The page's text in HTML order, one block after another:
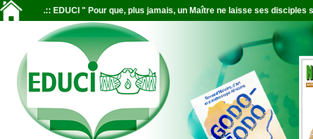
.:: EDUCI " Pour que, plus jamais, un Maître ne laisse ses disciples